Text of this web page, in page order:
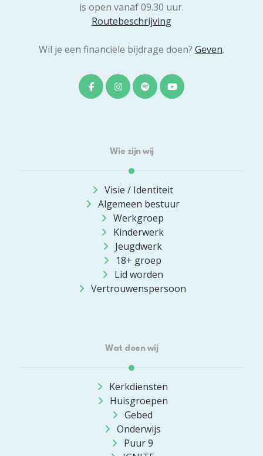
is open vanaf 09.30 uur.
Routebeschrijving
Wil je een financiële bijdrage doen? Geven.
Wie zijn wij
Visie / Identiteit
Algemeen bestuur
Werkgroep
Kinderwerk
Jeugdwerk
18+ groep
Lid worden
Vertrouwenspersoon
Wat doen wij
Kerkdiensten
Huisgroepen
Gebed
Onderwijs
Puur 9